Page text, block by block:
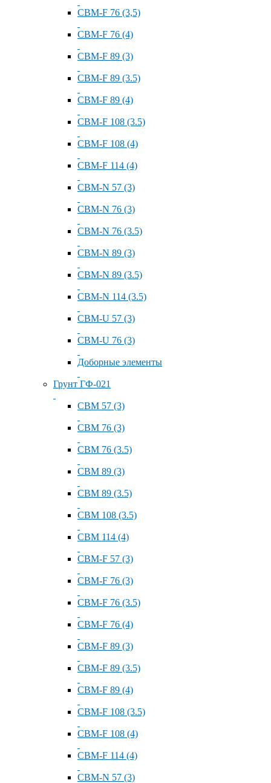
СВМ-F 76 (3,5)
СВМ-F 76 (4)
СВМ-F 89 (3)
СВМ-F 89 (3.5)
СВМ-F 89 (4)
СВМ-F 108 (3.5)
СВМ-F 108 (4)
СВМ-F 114 (4)
СВМ-N 57 (3)
СВМ-N 76 (3)
СВМ-N 76 (3.5)
СВМ-N 89 (3)
СВМ-N 89 (3.5)
СВМ-N 114 (3.5)
СВМ-U 57 (3)
СВМ-U 76 (3)
Доборные элементы
Грунт ГФ-021
СВМ 57 (3)
СВМ 76 (3)
СВМ 76 (3.5)
СВМ 89 (3)
СВМ 89 (3.5)
СВМ 108 (3.5)
СВМ 114 (4)
СВМ-F 57 (3)
СВМ-F 76 (3)
СВМ-F 76 (3.5)
СВМ-F 76 (4)
СВМ-F 89 (3)
СВМ-F 89 (3.5)
СВМ-F 89 (4)
СВМ-F 108 (3.5)
СВМ-F 108 (4)
СВМ-F 114 (4)
СВМ-N 57 (3)